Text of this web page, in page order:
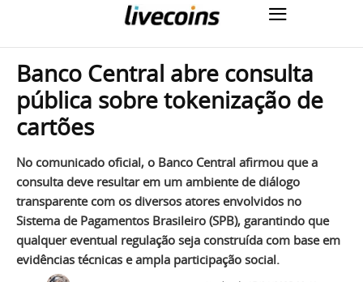
Banco Central abre consulta
pública sobre tokenização de
cartões
No comunicado oficial, o Banco Central afirmou que a
consulta deve resultar em um ambiente de diálogo
transparente com os diversos atores envolvidos no
Sistema de Pagamentos Brasileiro (SPB), garantindo que
qualquer eventual regulação seja construída com base em
evidências técnicas e ampla participação social.